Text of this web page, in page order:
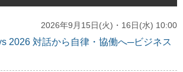
2026年9月15日(火)・16日(水) 10:00
2026 対話から自律・協働へ─ビジネス